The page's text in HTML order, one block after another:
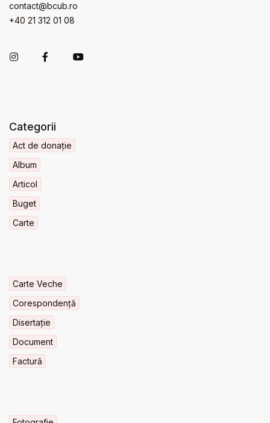
contact@bcub.ro
+40 21 312 01 08
Categorii
Act de donație
Album
Articol
Buget
Carte
Carte Veche
Corespondență
Disertație
Document
Factură